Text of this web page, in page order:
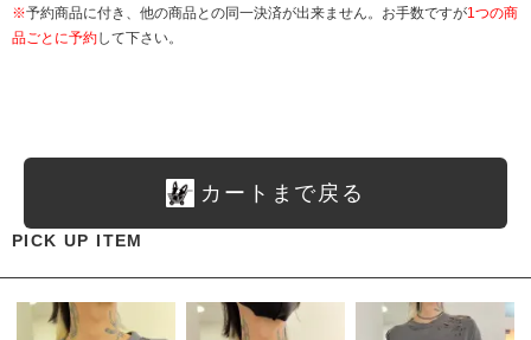
※予約商品に付き、他の商品との同一決済が出来ません。お手数ですが1つの商
品ごとに予約して下さい。
カートまで戻る
PICK UP ITEM